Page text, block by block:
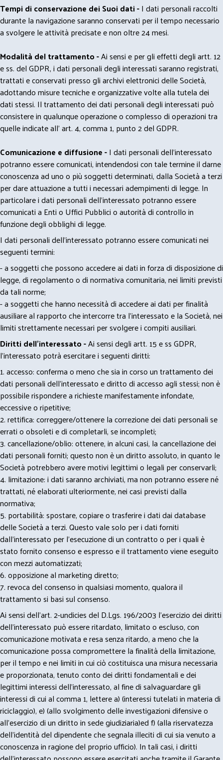
Tempi di conservazione dei Suoi dati -I dati personali raccolti
durante la navigazione saranno conservati per il tempo necessario
a svolgere le attività precisate e non oltre 24 mesi.
Modalità del trattamento -Ai sensi e per gli effetti degli artt. 12
e ss. del GDPR, i dati personali degli interessati saranno registrati,
trattati e conservati presso gli archivi elettronici delle Società,
adottando misure tecniche e organizzative volte alla tutela dei
dati stessi. Il trattamento dei dati personali degli interessati può
consistere in qualunque operazione o complesso di operazioni tra
quelle indicate all' art. 4, comma 1, punto 2 del GDPR.
Comunicazione e diffusione -I dati personali dell’interessato
potranno essere comunicati, intendendosi con tale termine il darne
conoscenza ad uno o più soggetti determinati, dalla Società a terzi
per dare attuazione a tutti i necessari adempimenti di legge. In
particolare i dati personali dell’interessato potranno essere
comunicati a Enti o Uffici Pubblici o autorità di controllo in
funzione degli obblighi di legge.
I dati personali dell’interessato potranno essere comunicati nei
seguenti termini:
- a soggetti che possono accedere ai dati in forza di disposizione di
legge, di regolamento o di normativa comunitaria, nei limiti previsti
da tali norme;
- a soggetti che hanno necessità di accedere ai dati per finalità
ausiliare al rapporto che intercorre tra l’interessato e la Società, nei
limiti strettamente necessari per svolgere i compiti ausiliari.
Diritti dell’interessato -Ai sensi degli artt. 15 e ss GDPR,
l’interessato potrà esercitare i seguenti diritti:
1. accesso: conferma o meno che sia in corso un trattamento dei
dati personali dell’interessato e diritto di accesso agli stessi; non è
possibile rispondere a richieste manifestamente infondate,
eccessive o ripetitive;
2. rettifica: correggere/ottenere la correzione dei dati personali se
errati o obsoleti e di completarli, se incompleti;
3. cancellazione/oblio: ottenere, in alcuni casi, la cancellazione dei
dati personali forniti; questo non è un diritto assoluto, in quanto le
Società potrebbero avere motivi legittimi o legali per conservarli;
4. limitazione: i dati saranno archiviati, ma non potranno essere né
trattati, né elaborati ulteriormente, nei casi previsti dalla
normativa;
5. portabilità: spostare, copiare o trasferire i dati dai database
delle Società a terzi. Questo vale solo per i dati forniti
dall’interessato per l’esecuzione di un contratto o per i quali è
stato fornito consenso e espresso e il trattamento viene eseguito
con mezzi automatizzati;
6. opposizione al marketing diretto;
7. revoca del consenso in qualsiasi momento, qualora il
trattamento si basi sul consenso.
Ai sensi dell’art. 2-undicies del D.Lgs. 196/2003 l’esercizio dei diritti
dell’interessato può essere ritardato, limitato o escluso, con
comunicazione motivata e resa senza ritardo, a meno che la
comunicazione possa compromettere la finalità della limitazione,
per il tempo e nei limiti in cui ciò costituisca una misura necessaria
e proporzionata, tenuto conto dei diritti fondamentali e dei
legittimi interessi dell’interessato, al fine di salvaguardare gli
interessi di cui al comma 1, lettere a) (interessi tutelati in materia di
riciclaggio), e) (allo svolgimento delle investigazioni difensive o
all’esercizio di un diritto in sede giudiziaria)ed f) (alla riservatezza
dell’identità del dipendente che segnala illeciti di cui sia venuto a
conoscenza in ragione del proprio ufficio). In tali casi, i diritti